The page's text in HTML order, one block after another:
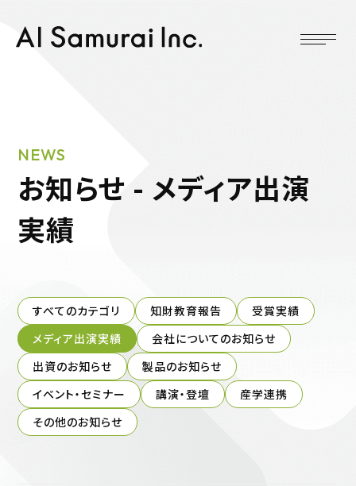
お知らせ - メディア出演
実績
NEWS
すべてのカテゴリ 知財教育報告
受賞実績
メディア出演実績
会社についてのお知らせ
出資のお知らせ
製品のお知らせ
イベント・セミナー
講演・登壇
産学連携
その他のお知らせ